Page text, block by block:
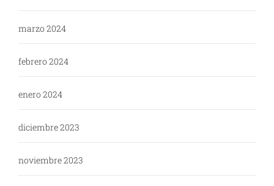
marzo 2024
febrero 2024
enero 2024
diciembre 2023
noviembre 2023